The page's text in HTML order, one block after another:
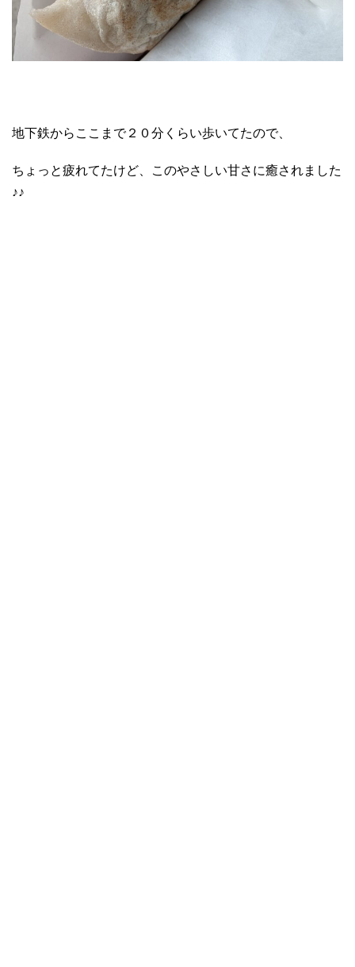
地下鉄からここまで２０分くらい歩いてたので、
ちょっと疲れてたけど、このやさしい甘さに癒されました
♪♪